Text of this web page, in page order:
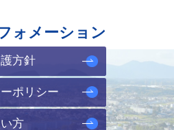
ォメーション
方針
ポリシー
方